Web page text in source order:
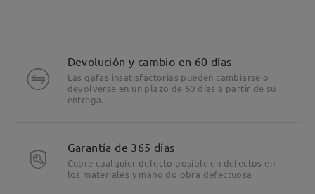
Devolución y cambio en 60 días
Las gafas insatisfactorias pueden cambiarse o
devolverse en un plazo de 60 días a partir de su
entrega.
Garantía de 365 días
Cubre cualquier defecto posible en defectos en
los materiales y mano do obra defectuosa